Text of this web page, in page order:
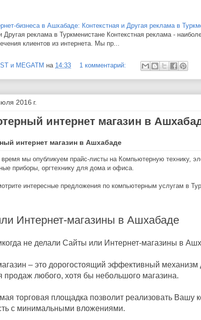
бизнеса в Ашхабаде: Контекстная и Другая реклама в
Другая реклама в Туркменистане Контекстная реклама -
клиентов из интернета. Мы пр...
и MEGATM на 14:33 1 комментарий:
2016 г.
интернет магазин в
интернет магазин в Ашхабаде
мы опубликуем прайс-листы на Компьютерную технику,
приборы, оргтехнику для дома и офиса.
интересные предложения по компьютерным услугам в
Интернет-магазины в Ашхабаде
не делали Сайты или Интернет-магазины в
– это дорогостоящий эффективный механизм
продаж любого, хотя бы небольшого магазина.
торговая площадка позволит реализовать Вашу
с минимальными вложениями.